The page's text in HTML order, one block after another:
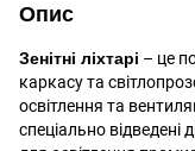
Опис
Зенітні ліхтарі – це
каркасу та
освітлення та
спеціально відведені